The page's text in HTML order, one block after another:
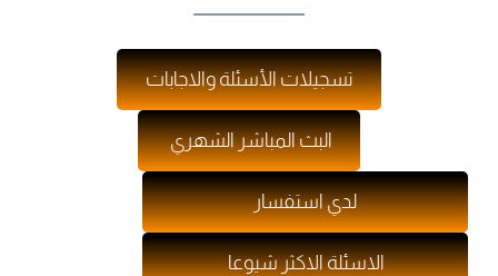
تسجيلات الأسئلة والاجابات
البث المباشر الشهري
لدي استفسار
الاسئلة الاكثر شيوعا